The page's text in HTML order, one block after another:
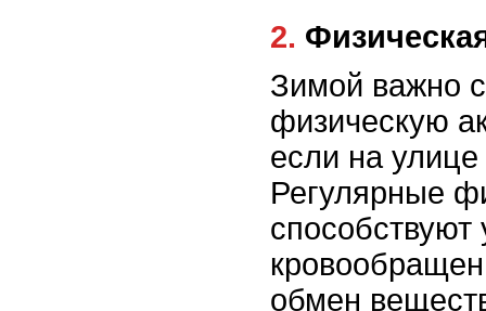
2.
Зимой важно
физическую
если на
Регулярные
обмен